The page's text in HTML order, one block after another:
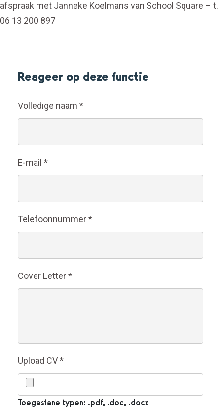
afspraak met Janneke Koelmans van School Square – t.
06 13 200 897
Reageer op deze functie
Volledige naam *
E-mail *
Telefoonnummer*
Cover Letter*
Upload CV*
Toegestane typen: .pdf, .doc, .docx